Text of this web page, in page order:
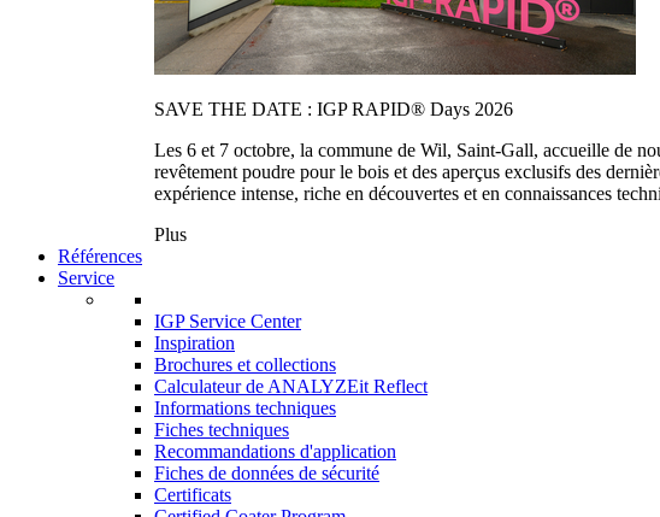
SAVE THE DATE : IGP RAPID® Days 2026
Les 6 et 7 octobre, la commune de Wil, Saint-Gall, accueille de
revêtement poudre pour le bois et des aperçus exclusifs des
expérience intense, riche en découvertes et en connaissances
Plus
Références
Service
IGP Service Center
Inspiration
Brochures et collections
Calculateur de ANALYZEit Reflect
Informations techniques
Fiches techniques
Recommandations d'application
Fiches de données de sécurité
Certificats